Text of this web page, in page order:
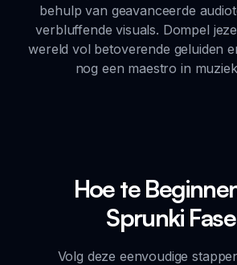
behulp van geavanceerde
verbluffende visuals. Dompel
wereld vol betoverende geluiden
nog een maestro in
Hoe te
Sprunki
Volg deze eenvoudige